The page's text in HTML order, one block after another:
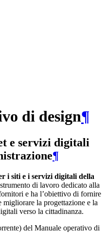
di design¶
e servizi digitali
¶
i siti e i servizi digitali della
di lavoro dedicato alla
e ha l’obiettivo di fornire
la progettazione e la
verso la cittadinanza.
del Manuale operativo di